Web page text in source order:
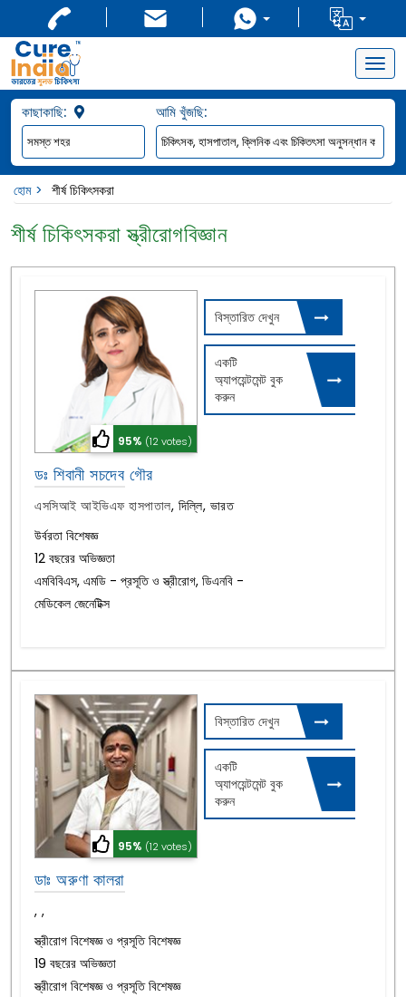
কাছাকাছি: আমি খুঁজছি:
হোম শীর্ষ চিকিৎসকরা
শীর্ষ চিকিৎসকরা স্ত্রীরোগবিজ্ঞান
95% (12 votes)
ডঃ শিবানী সচদেব গৌর
এসসিআই আইভিএফ হাসপাতাল, দিল্লি, ভারত
উর্বরতা বিশেষজ্ঞ
12 বছরের অভিজ্ঞতা
এমবিবিএস, এমডি - প্রসূতি ও স্ত্রীরোগ, ডিএনবি -
মেডিকেল জেনেটিক্স
বিস্তারিত দেখুন
একটি
অ্যাপয়েন্টমেন্ট বুক
করুন
95% (12 votes)
ডাঃ অরুণা কালরা
, ,
স্ত্রীরোগ বিশেষজ্ঞ ও প্রসূতি বিশেষজ্ঞ
19 বছরের অভিজ্ঞতা
স্ত্রীরোগ বিশেষজ্ঞ ও প্রসূতি বিশেষজ্ঞ
বিস্তারিত দেখুন
একটি
অ্যাপয়েন্টমেন্ট বুক
করুন